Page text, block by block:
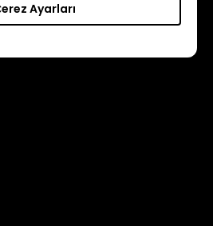
Ayarları